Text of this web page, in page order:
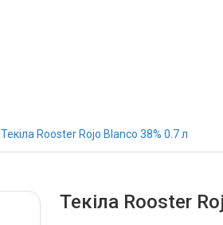
Текіла Rooster Rojo Blanco 38% 0.7 л
Текіла Rooster